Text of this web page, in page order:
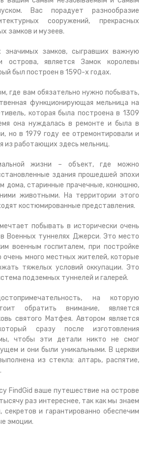
Вас порадует разнообразие
сооружений, прекрасных
замков и музеев.
замков, сыгравших важную
острова, является Замок королевы
был построен в 1590-х годах.
где вам обязательно нужно побывать,
функционирующая мельница на
которая была построена в 1309
она нуждалась в ремонте и была в
но в 1979 году ее отремонтировали и
из работающих здесь мельниц.
жизни – объект, где можно
здания прошедшей эпохи
дома, старинные прачечные, конюшню,
животными. На территории этого
костюмированные представления.
побывать в исторически очень
Военных туннелях Джерси. Это место
военным госпиталем, при постройке
очень много местных жителей, которые
тяжелых условий оккупации. Это
подземных туннелей и галерей.
на которую
обратить внимание, является
святого Матфея. Автором является
сразу после изготовления
чтобы эти детали никто не смог
и они были уникальными. В церкви
из стекла: алтарь, распятие,
FindGid ваше путешествие на острове
раз интереснее, так как мы знаем
секретов и гарантированно обеспечим
эмоции.